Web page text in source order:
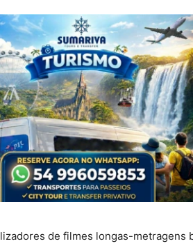
de filmes longas-